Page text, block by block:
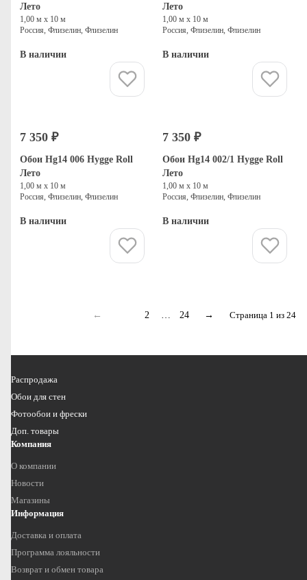
Лето
1,00 м х 10 м
Россия, Флизелин, Флизелин
В наличии
Лето
1,00 м х 10 м
Россия, Флизелин, Флизелин
В наличии
7 350 ₽
Обои Hg14 006 Hygge Roll
Лето
1,00 м х 10 м
Россия, Флизелин, Флизелин
В наличии
7 350 ₽
Обои Hg14 002/1 Hygge Roll
Лето
1,00 м х 10 м
Россия, Флизелин, Флизелин
В наличии
← 2 … 24 → Страница 1 из 24
Распродажа
Обои для стен
Фотообои и фрески
Доп. товары
Компания
О компании
Новости
Магазины
Информация
Доставка и оплата
Программа лояльности
Возврат и обмен товара